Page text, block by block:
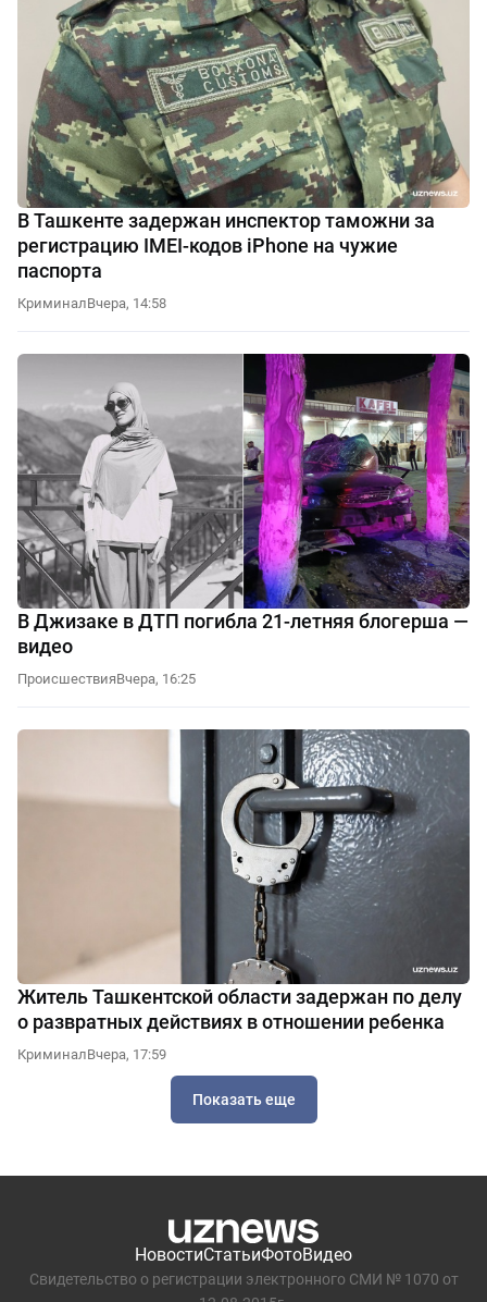
В Ташкенте задержан инспектор таможни за
регистрацию IMEI-кодов iPhone на чужие
паспорта
КриминалВчера, 14:58
В Джизаке в ДТП погибла 21-летняя блогерша —
видео
ПроисшествияВчера, 16:25
Житель Ташкентской области задержан по делу
о развратных действиях в отношении ребенка
КриминалВчера, 17:59
Показать еще
НовостиСтатьиФотоВидео
Свидетельство о регистрации электронного СМИ № 1070 от